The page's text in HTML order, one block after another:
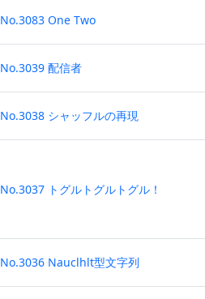
No.3083 One Two
No.3039 配信者
No.3038 シャッフルの再現
No.3037 トグルトグルトグル！
No.3036 Nauclhlt型文字列